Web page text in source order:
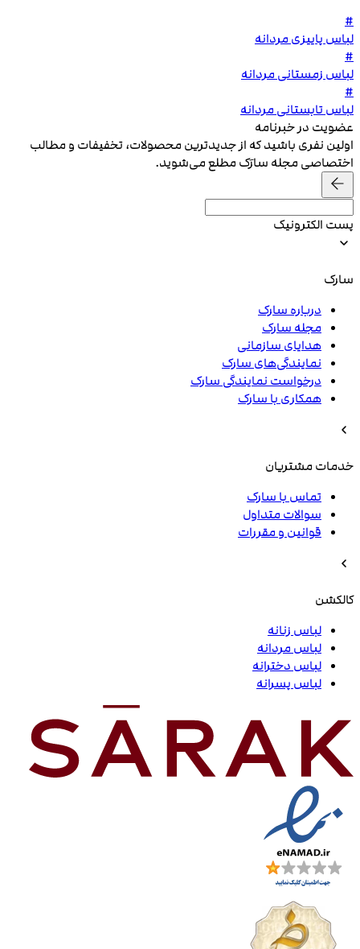
#
لباس پاییزی مردانه
#
لباس زمستانی مردانه
#
لباس تابستانی مردانه
عضویت در خبرنامه
اولین نفری باشید که از جدیدترین محصولات، تخفیفات و مطالب
اختصاصی مجله سارَک مطلع می‌شوید.
پست الکترونیک
سارک
درباره سارک
مجله سارک
هدایای سازمانی
نمایندگی‌های سارک
درخواست نمایندگی سارک
همکاری با سارک
خدمات مشتریان
تماس با سارک
سوالات متداول
قوانین و مقررات
کالکشن
لباس زنانه
لباس مردانه
لباس دخترانه
لباس پسرانه